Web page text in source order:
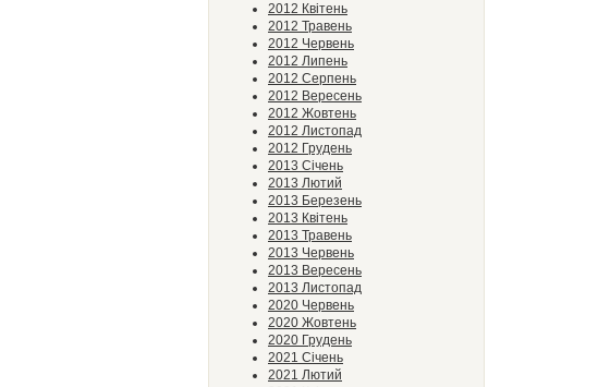
2012 Квітень
2012 Травень
2012 Червень
2012 Липень
2012 Серпень
2012 Вересень
2012 Жовтень
2012 Листопад
2012 Грудень
2013 Січень
2013 Лютий
2013 Березень
2013 Квітень
2013 Травень
2013 Червень
2013 Вересень
2013 Листопад
2020 Червень
2020 Жовтень
2020 Грудень
2021 Січень
2021 Лютий